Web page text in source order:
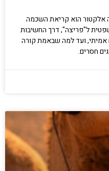
אלקטור הוא קריאת השכמה
ל"פריצה", דרך החשיבות
אמיתי, ועד למה שבאמת קורה
חסרים.